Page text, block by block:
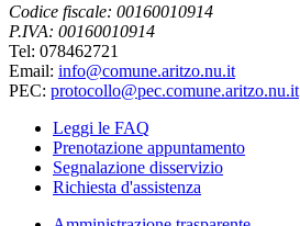
Codice fiscale: 00160010914
P.IVA: 00160010914
Tel: 078462721
Email: info@comune.aritzo.nu.it
PEC: protocollo@pec.comune.aritzo.nu.it
Leggi le FAQ
Prenotazione appuntamento
Segnalazione disservizio
Richiesta d'assistenza